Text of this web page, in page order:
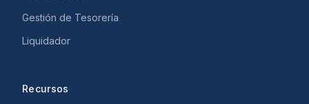
Gestión de Tesorería
Liquidador
Recursos